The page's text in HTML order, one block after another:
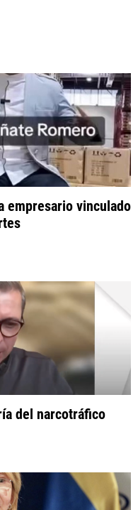
empresario vinculado
del narcotráfico